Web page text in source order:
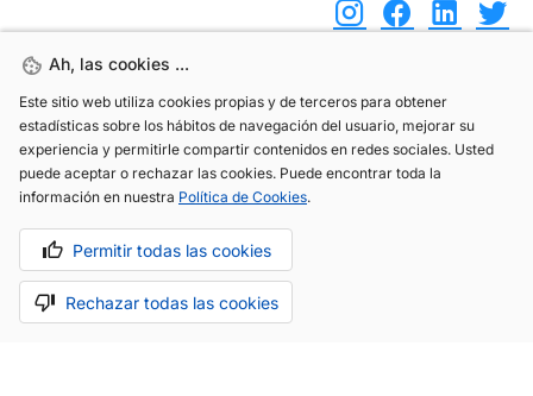
Ah, las cookies ...
Este sitio web utiliza cookies propias y de terceros para obtener
estadísticas sobre los hábitos de navegación del usuario, mejorar su
experiencia y permitirle compartir contenidos en redes sociales. Usted
puede aceptar o rechazar las cookies. Puede encontrar toda la
información en nuestra Política de Cookies.
Permitir todas las cookies
Rechazar todas las cookies
Ah, las cookies ...
Este sitio web utiliza cookies propias y de terceros para obtener
estadísticas sobre los hábitos de navegación del usuario, mejorar su
experiencia y permitirle compartir contenidos en redes sociales. Usted
puede aceptar o rechazar las cookies. Puede encontrar toda la
información en nuestra Política de Cookies.
Permitir todas las cookies
Rechazar todas las cookies
(+34) 744 408 070
info@motoreto.com
Aviso legal Política de cookies